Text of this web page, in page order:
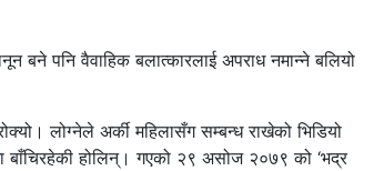
बने पनि वैवाहिक बलात्कारलाई अपराध नमान्ने बलियो
लोग्नेले अर्की महिलासँग सम्बन्ध राखेको भिडियो
बाँचिरहेकी होलिन्। गएको २९ असोज २०७९ को ‘भद्र